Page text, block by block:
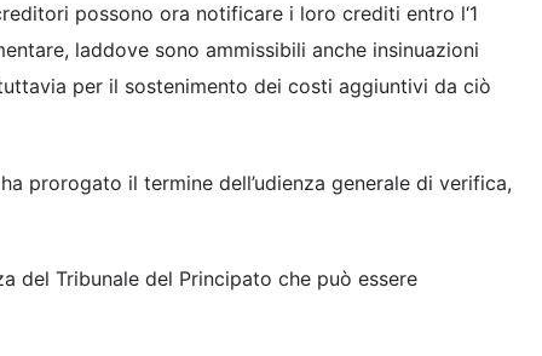
possono ora notificare i loro crediti entro l‘1
laddove sono ammissibili anche insinuazioni
per il sostenimento dei costi aggiuntivi da ciò
prorogato il termine dell’udienza generale di verifica,
del Tribunale del Principato che può essere